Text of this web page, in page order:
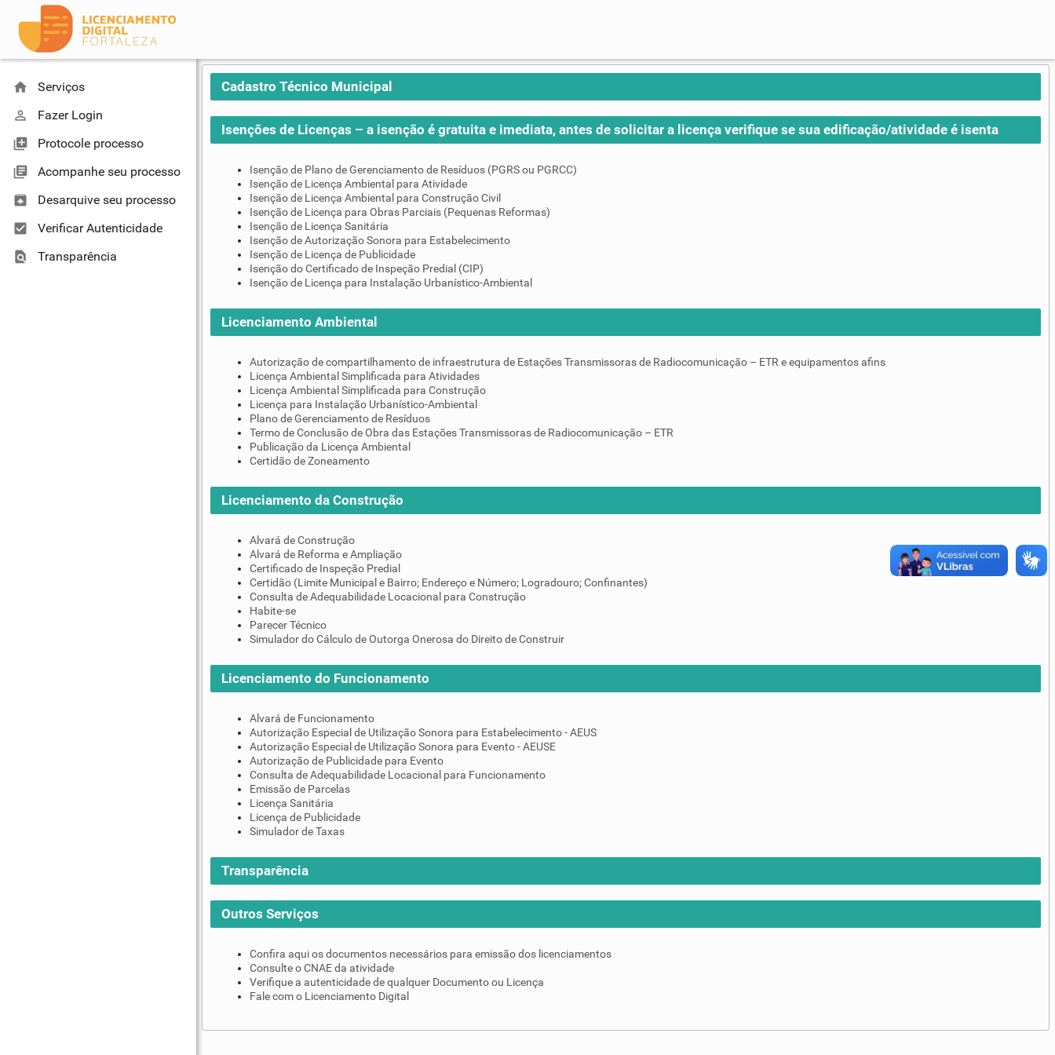
home Serviços
perm_identity Fazer Login
library_add Protocole processo
library_books Acompanhe seu processo
unarchive Desarquive seu processo
check_box Verificar Autenticidade
find_in_page Transparência
Cadastro Técnico Municipal
Isenções de Licenças – a isenção é gratuita e imediata, antes de solicitar a licença verifique se sua edificação/atividade é isenta
Isenção de Plano de Gerenciamento de Resíduos (PGRS ou PGRCC)
Isenção de Licença Ambiental para Atividade
Isenção de Licença Ambiental para Construção Civil
Isenção de Licença para Obras Parciais (Pequenas Reformas)
Isenção de Licença Sanitária
Isenção de Autorização Sonora para Estabelecimento
Isenção de Licença de Publicidade
Isenção do Certificado de Inspeção Predial (CIP)
Isenção de Licença para Instalação Urbanístico-Ambiental
Licenciamento Ambiental
Autorização de compartilhamento de infraestrutura de Estações Transmissoras de Radiocomunicação – ETR e equipamentos afins
Licença Ambiental Simplificada para Atividades
Licença Ambiental Simplificada para Construção
Licença para Instalação Urbanístico-Ambiental
Plano de Gerenciamento de Resíduos
Termo de Conclusão de Obra das Estações Transmissoras de Radiocomunicação – ETR
Publicação da Licença Ambiental
Certidão de Zoneamento
Licenciamento da Construção
Alvará de Construção
Alvará de Reforma e Ampliação
Certificado de Inspeção Predial
Certidão (Limite Municipal e Bairro; Endereço e Número; Logradouro; Confinantes)
Consulta de Adequabilidade Locacional para Construção
Habite-se
Parecer Técnico
Simulador do Cálculo de Outorga Onerosa do Direito de Construir
Licenciamento do Funcionamento
Alvará de Funcionamento
Autorização Especial de Utilização Sonora para Estabelecimento - AEUS
Autorização Especial de Utilização Sonora para Evento - AEUSE
Autorização de Publicidade para Evento
Consulta de Adequabilidade Locacional para Funcionamento
Emissão de Parcelas
Licença Sanitária
Licença de Publicidade
Simulador de Taxas
Transparência
Outros Serviços
Confira aqui os documentos necessários para emissão dos licenciamentos
Consulte o CNAE da atividade
Verifique a autenticidade de qualquer Documento ou Licença
Fale com o Licenciamento Digital